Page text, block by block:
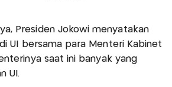
Presiden Jokowi menyatakan
UI bersama para Menteri Kabinet
saat ini banyak yang
UI.